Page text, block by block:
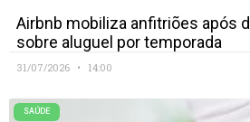
Airbnb mobiliza anfitriões após
sobre aluguel por temporada
31/07/2026 14:00
SAÚDE